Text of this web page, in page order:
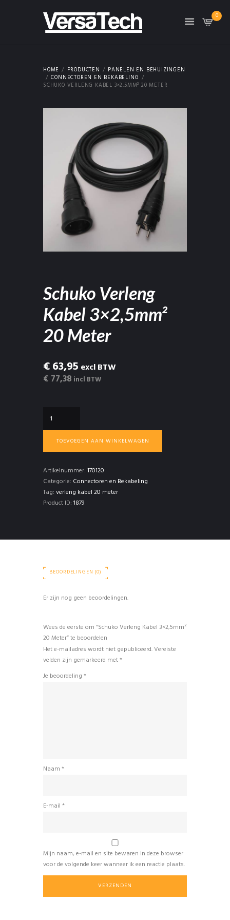
0
HOME PRODUCTEN
PANELEN EN BEHUIZINGEN
CONNECTOREN EN BEKABELING
SCHUKO VERLENG KABEL 3×2,5MM² 20 METER
Schuko Verleng
Kabel 3×2,5mm²
20 Meter
€ 63,95 excl BTW
€ 77,38 incl BTW
Verleng
Kabel
3×2,5mm²
20
Meter
aantal
TOEVOEGEN AAN WINKELWAGEN
Artikelnummer: 170120
Categorie: Connectoren en Bekabeling
Tag: verleng kabel 20 meter
Product ID: 1879
BEOORDELINGEN (0)
Er zijn nog geen beoordelingen.
Wees de eerste om “Schuko Verleng Kabel 3×2,5mm²
20 Meter” te beoordelen
Het e-mailadres wordt niet gepubliceerd.Vereiste
velden zijn gemarkeerd met*
Je beoordeling *
Naam *
E-mail *
Mijn naam, e-mail en site bewaren in deze browser
voor de volgende keer wanneer ik een reactie plaats.